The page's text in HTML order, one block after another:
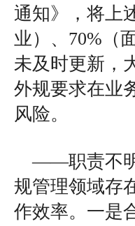
通知》，将上
业）、70%（
未及时更新，
外规要求在业
风险。
——职责不明
规管理领域存
作效率。一是